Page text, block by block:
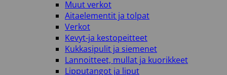
Muut verkot
Aitaelementit ja tolpat
Verkot
Kevyt-ja kestopeitteet
Kukkasipulit ja siemenet
Lannoitteet, mullat ja kuorikkeet
Lipputangot ja liput